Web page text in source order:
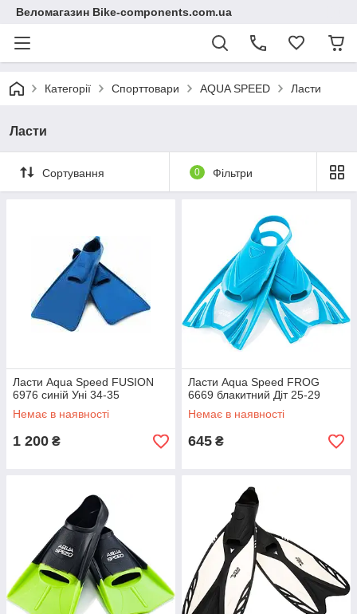
Веломагазин Bike-components.com.ua
Категорії Спорттовари AQUA SPEED Ласти
Ласти
Сортування 0 Фільтри
Ласти Aqua Speed FUSION
6976 синій Уні 34-35
Немає в наявності
1 200 ₴
Ласти Aqua Speed ​​FROG
6669 блакитний Діт 25-29
Немає в наявності
645 ₴